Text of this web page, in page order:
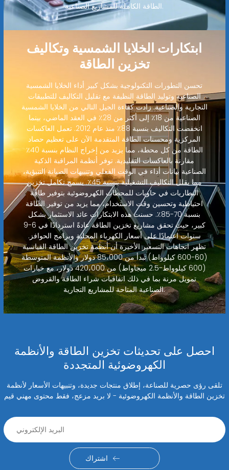
الطاقة الكاملة للمشاريع الصناعية.
ابتكارات الخلايا الشمسية وتكاليف
تخزين الطاقة
تحسن التطورات التكنولوجية بشكل كبير أداء الخلايا الشمسية
الصناعية وتوليد الطاقة النظيفة مع تقليل التكاليف للتطبيقات
التجارية والصناعية. زادت كفاءة الجيل التالي من الخلايا الشمسية
الصناعية من 18٪ إلى أكثر من 28٪ في العقد الماضي، بينما
انخفضت التكاليف بنسبة 88٪ منذ عام 2012. تعمل العاكسات
المركزية ومحسنات الطاقة المتقدمة الآن على تعظيم حصاد
الطاقة من كل محطة، مما يزيد من إخراج النظام بنسبة 40٪
مقارنة بالعاكسات التقليدية. توفر أنظمة المراقبة الذكية
الصناعية بيانات أداء في الوقت الفعلي وتنبيهات الصيانة التنبؤية،
مما يقلل التكاليف التشغيلية بنسبة 45٪. يسمح تكامل تخزين
البطاريات في حاويات للمحطات الكهروضوئية بتوفير طاقة
احتياطية وتحسين وقت الاستخدام، مما يزيد من توفير الطاقة
بنسبة 70-85٪. حسنت هذه الابتكارات عائد الاستثمار بشكل
كبير، حيث تحقق مشاريع تخزين الطاقة عادةً استردادًا في 6-9
سنوات اعتمادًا على أسعار الكهرباء المحلية وبرامج الحوافز.
تظهر اتجاهات التسعير الأخيرة أن أنظمة تخزين الطاقة القياسية
(60-600 كيلوواط) تبدأ من 85،000 دولار والأنظمة المتوسطة
(600 كيلوواط-2.5 ميجاواط) من 420،000 دولار، مع خيارات
تمويل مرنة بما في ذلك اتفاقيات شراء الطاقة والقروض
الصناعية المتاحة للمشاريع التجارية.
احصل على تحديثات تخزين الطاقة والأنظمة
الكهروضوئية المتجددة
تلقى رؤى حصرية للصناعة، إطلاق منتجات جديدة، وتنبيهات الأسعار لأنظمة
تخزين الطاقة والأنظمة الكهروضوئية - لا بريد مزعج، فقط محتوى مهني قيم
اشتراك